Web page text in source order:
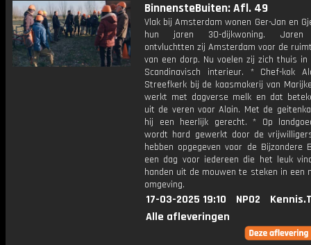
BinnensteBuiten: Afl. 49
Vlak bij Amsterdam wonen Ger-Jan en
hun jaren 30-dijkwoning. Jaren
ontvluchtten zij Amsterdam voor de
van een dorp. Nu voelen zij zich thuis
Scandinavisch interieur. * Chef-kok
Streefkerk bij de kaasmakerij van
werkt met dagverse melk en dat
uit de veren voor Alain. Met de
hij een heerlijk gerecht. * Op
wordt hard gewerkt door de
hebben opgegeven voor de Bijzondere
een dag voor iedereen die het leuk
handen uit de mouwen te steken in een
omgeving.
17-03-2025 19:10 NPO2
Alle afleveringen